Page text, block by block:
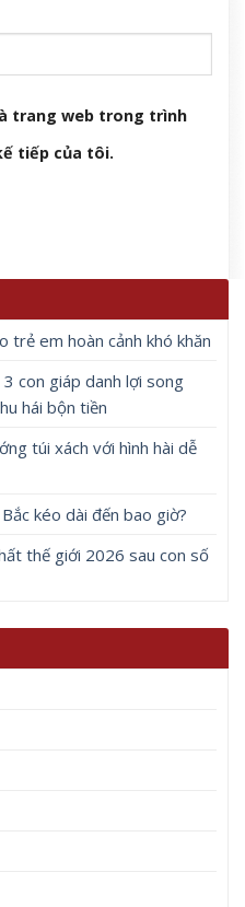
trang web trong trình
tiếp của tôi.
em hoàn cảnh khó khăn
con giáp danh lợi song
hái bộn tiền
túi xách với hình hài dễ
kéo dài đến bao giờ?
thế giới 2026 sau con số